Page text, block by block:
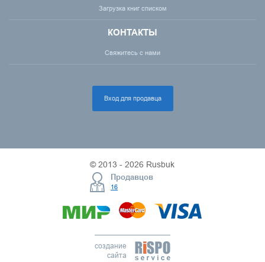
Загрузка книг списком
КОНТАКТЫ
Свяжитесь с нами
Вход для продавца
© 2013 - 2026 Rusbuk
Продавцов
16
создание
сайта